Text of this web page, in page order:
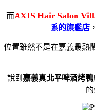
而AXIS Hair Salon
系的旗艦店
位置雖然不是在嘉義最熱
說到 嘉義真北平啤酒烤鴨